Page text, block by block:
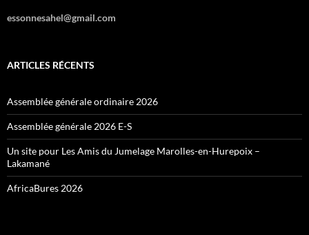
essonnesahel@gmail.com
ARTICLES RÉCENTS
Assemblée générale ordinaire 2026
Assemblée générale 2026 E-S
Un site pour Les Amis du Jumelage Marolles-en-Hurepoix –
Lakamané
AfricaBures 2026